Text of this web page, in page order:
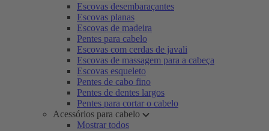
Escovas desembaraçantes
Escovas planas
Escovas de madeira
Pentes para cabelo
Escovas com cerdas de javali
Escovas de massagem para a cabeça
Escovas esqueleto
Pentes de cabo fino
Pentes de dentes largos
Pentes para cortar o cabelo
Acessórios para cabelo
Mostrar todos